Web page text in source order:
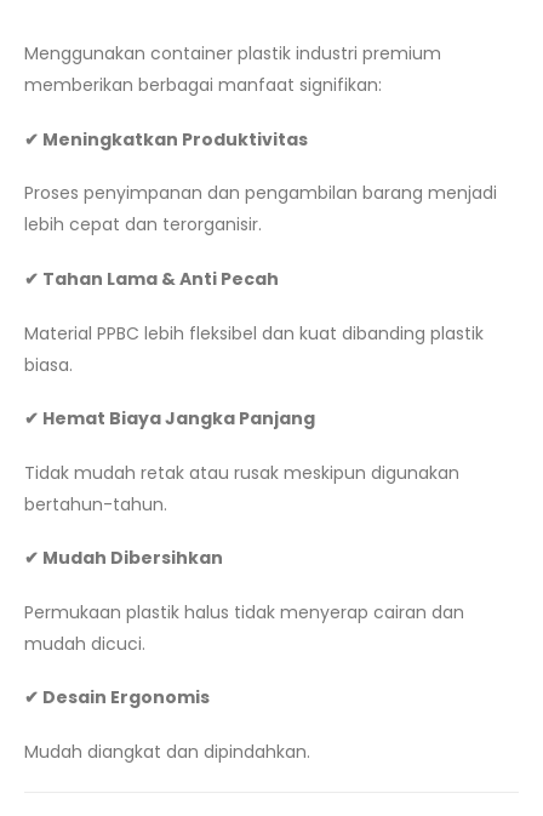
Menggunakan container plastik industri premium
memberikan berbagai manfaat signifikan:
✔ Meningkatkan Produktivitas
Proses penyimpanan dan pengambilan barang menjadi
lebih cepat dan terorganisir.
✔ Tahan Lama & Anti Pecah
Material PPBC lebih fleksibel dan kuat dibanding plastik
biasa.
✔ Hemat Biaya Jangka Panjang
Tidak mudah retak atau rusak meskipun digunakan
bertahun-tahun.
✔ Mudah Dibersihkan
Permukaan plastik halus tidak menyerap cairan dan
mudah dicuci.
✔ Desain Ergonomis
Mudah diangkat dan dipindahkan.